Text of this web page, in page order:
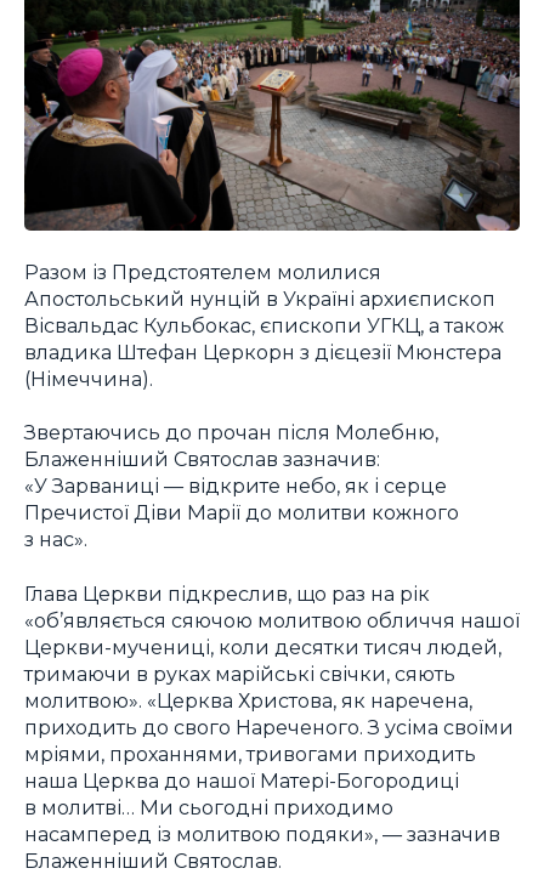
Разом із Предстоятелем молилися
Апостольський нунцій в Україні архиєпископ
Вісвальдас Кульбокас, єпископи УГКЦ, а також
владика Штефан Церкорн з дієцезії Мюнстера
(Німеччина).
Звертаючись до прочан після Молебню,
Блаженніший Святослав зазначив:
«У Зарваниці — відкрите небо, як і серце
Пречистої Діви Марії до молитви кожного
з нас».
Глава Церкви підкреслив, що раз на рік
«об’являється сяючою молитвою обличчя нашої
Церкви-мучениці, коли десятки тисяч людей,
тримаючи в руках марійські свічки, сяють
молитвою». «Церква Христова, як наречена,
приходить до свого Нареченого. З усіма своїми
мріями, проханнями, тривогами приходить
наша Церква до нашої Матері-Богородиці
в молитві… Ми сьогодні приходимо
насамперед із молитвою подяки», — зазначив
Блаженніший Святослав.